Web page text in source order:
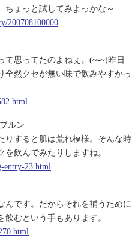
ちょっと試してみよっかな～
200708100000
て思ってたのよねぇ。(~-~)昨日
全然クセが無い味で飲みやすかっ
ルン
りすると肌は荒れ模様。そんな時
飲んでみたりしますね。
entry-23.html
んです。だからそれを補うために
むという手もあります。